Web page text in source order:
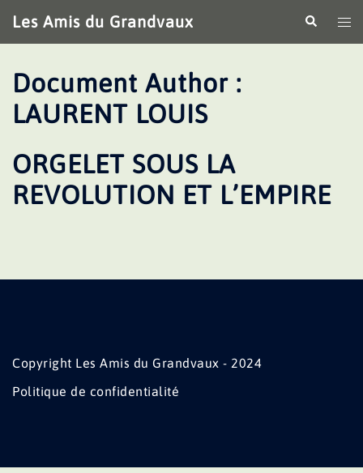
au
contenu
Les Amis du Grandvaux
le
Document Author :
LAURENT LOUIS
ORGELET SOUS LA
REVOLUTION ET L’EMPIRE
Copyright Les Amis du Grandvaux - 2024
Politique de confidentialité